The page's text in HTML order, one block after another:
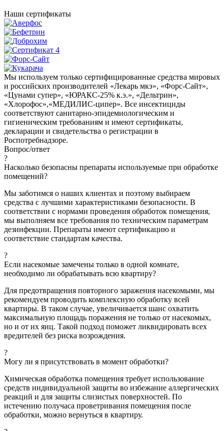
Наши сертификаты
Мы используем только сертифицированные средства мировых
и российских производителей «Лекарь мкэ», «Форс-Сайт»,
«Цунами супер», «ЮРАКС-25% к.э.», «Дельтрин»,
«Хлорофос»,«МЕДИЛИС-ципер». Все инсектициды
соответствуют санитарно-эпидемиологическим и
гигиеническим требованиям и имеют сертификаты,
декларации и свидетельства о регистрации в
Роспотребнадзоре.
Вопрос/ответ
?
Насколько безопасны препараты используемые при обработке
помещений?
Мы заботимся о наших клиентах и поэтому выбираем
средства с лучшими характеристиками безопасности. В
соответствии с нормами проведения обработок помещения,
мы выполняем все требования по техническим параметрам
дезинфекции. Препараты имеют сертификацию и
соответствие стандартам качества.
?
Если насекомые замечены только в одной комнате,
необходимо ли обрабатывать всю квартиру?
Для предотвращения повторного заражения насекомыми, мы
рекомендуем проводить комплексную обработку всей
квартиры. В таком случае, увеличивается шанс охватить
максимальную площадь поражения не только от насекомых,
но и от их яиц. Такой подход поможет ликвидировать всех
вредителей без риска возрождения.
?
Могу ли я присутствовать в момент обработки?
Химическая обработка помещения требует использование
средств индивидуальной защиты во избежание аллергических
реакций и для защиты слизистых поверхностей. По
истечению получаса проветривания помещения после
обработки, можно вернуться в квартиру.